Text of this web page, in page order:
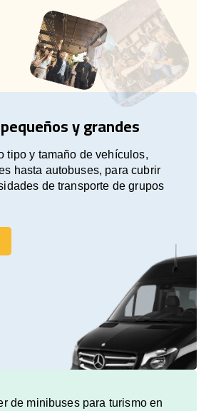
y grandes
tipo y tamaño de vehículos,
hasta autobuses, para cubrir
de transporte de grupos
de minibuses para turismo en